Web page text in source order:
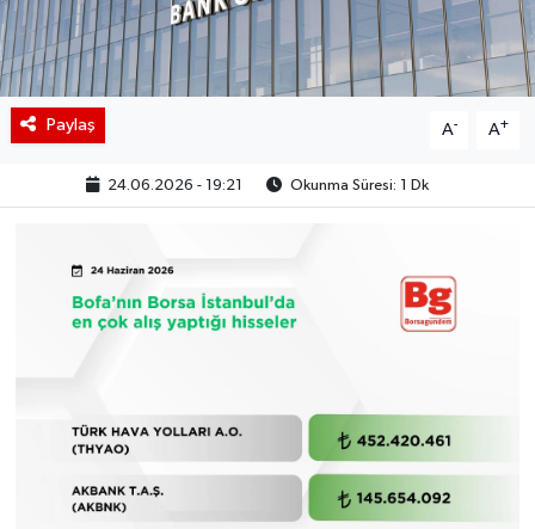
Paylaş A- A+
24.06.2026 - 19:21 Okunma Süresi: 1 Dk
Gizlilik Sözleşmesi
Hakkımızda
İletişim